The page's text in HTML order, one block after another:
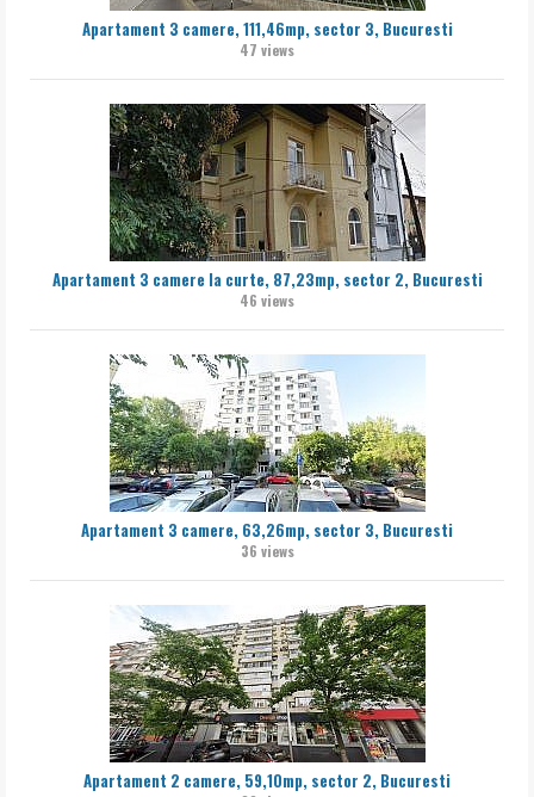
Apartament 3 camere, 111,46mp, sector 3, Bucuresti
47 views
Apartament 3 camere la curte, 87,23mp, sector 2, Bucuresti
46 views
Apartament 3 camere, 63,26mp, sector 3, Bucuresti
36 views
Apartament 2 camere, 59,10mp, sector 2, Bucuresti